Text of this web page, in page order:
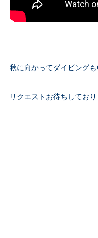
秋に向かってダイビングも
リクエストお待ちしており